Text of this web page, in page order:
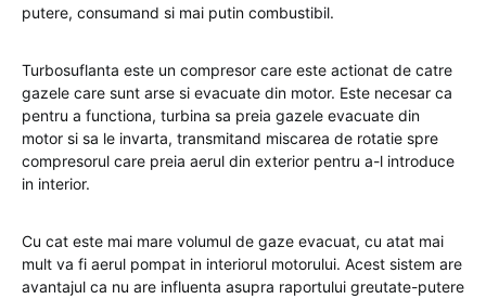
putere, consumand si mai putin combustibil.
Turbosuflanta este un compresor care este actionat de catre
gazele care sunt arse si evacuate din motor. Este necesar ca
pentru a functiona, turbina sa preia gazele evacuate din
motor si sa le invarta, transmitand miscarea de rotatie spre
compresorul care preia aerul din exterior pentru a-l introduce
in interior.
Cu cat este mai mare volumul de gaze evacuat, cu atat mai
mult va fi aerul pompat in interiorul motorului. Acest sistem are
avantajul ca nu are influenta asupra raportului greutate-putere